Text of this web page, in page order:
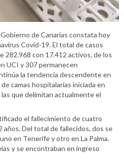
de Canarias constata hoy
Covid-19. El total de casos
282.968 con 17.412 activos, de los
UCI y 307 permanecen
la tendencia descendente en
camas hospitalarias iniciada en
que delimitan actualmente el
el fallecimiento de cuatro
años. Del total de fallecidos, dos se
en Tenerife y otro en La Palma.
y se encontraban en ingreso